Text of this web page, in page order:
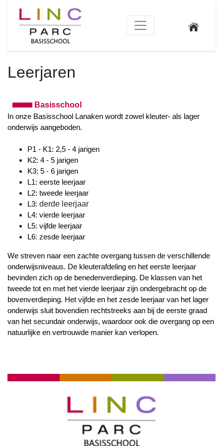
Leerjaren
Basisschool
In onze Basisschool Lanaken wordt zowel kleuter- als lager
onderwijs aangeboden.
P1 - K1: 2,5 - 4 jarigen
K2: 4 - 5 jarigen
K3: 5 - 6 jarigen
L1: eerste leerjaar
L2: tweede leerjaar
L3: derde leerjaar
L4: vierde leerjaar
L5: vijfde leerjaar
L6: zesde leerjaar
We streven naar een zachte overgang tussen de verschillende
onderwijsniveaus. De kleuterafdeling en het eerste leerjaar
bevinden zich op de benedenverdieping. De klassen van het
tweede tot en met het vierde leerjaar zijn ondergebracht op de
bovenverdieping. Het vijfde en het zesde leerjaar van het lager
onderwijs sluit bovendien rechtstreeks aan bij de eerste graad
van het secundair onderwijs, waardoor ook die overgang op een
natuurlijke en vertrouwde manier kan verlopen.